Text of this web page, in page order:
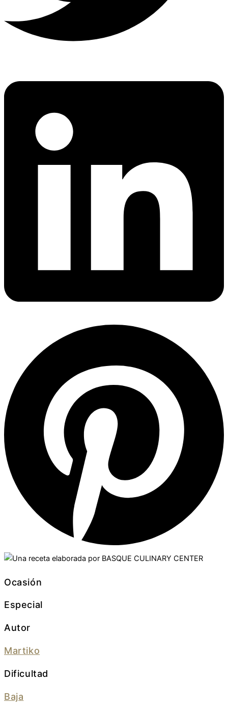
Ocasión
Especial
Autor
Martiko
Dificultad
Baja